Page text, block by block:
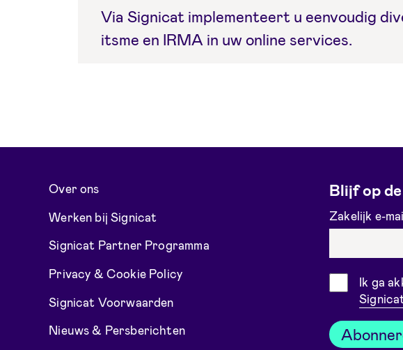
Via Signicat implementeert u eenvoudig
itsme en IRMA in uw online services.
Over ons
Werken bij Signicat
Signicat Partner Programma
Privacy & Cookie Policy
Signicat Voorwaarden
Nieuws & Persberichten
Blijf op
Zakelijk e-
Ik ga